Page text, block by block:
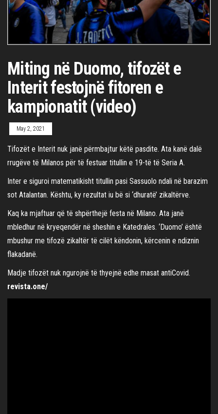
Miting në Duomo, tifozët e
Interit festojnë fitoren e
kampionatit (video)
May 2, 2021
Tifozët e Interit nuk janë përmbajtur këtë pasdite. Ata kanë dalë
rrugëve të Milanos për të festuar titullin e 19-të të Seria A.
Inter e siguroi matematikisht titullin pasi Sassuolo ndali në barazim
sot Atalantan. Kështu, ky rezultat iu bë si ‘dhuratë’ zikaltërve.
Kaq ka mjaftuar që të shpërthejë festa në Milano. Ata janë
mbledhur në kryeqendër në sheshin e Katedrales. ‘Duomo’ është
mbushur me tifozë zikaltër të cilët këndonin, kërcenin e ndiznin
flakadanë.
Madje tifozët nuk ngurojnë të thyejnë edhe masat antiCovid.
revista.one/